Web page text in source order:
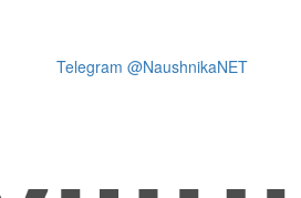
Telegram @NaushnikaNET